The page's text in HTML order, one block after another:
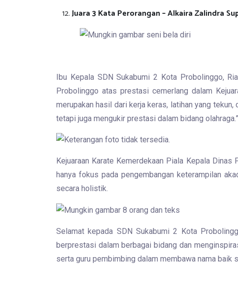
Juara 3 Kata Perorangan – Alkaira Zalindra
Ibu Kepala SDN Sukabumi 2 Kota Probolinggo,
Probolinggo atas prestasi cemerlang dalam
merupakan hasil dari kerja keras, latihan yang
tetapi juga mengukir prestasi dalam bidang olahraga.”
Kejuaraan Karate Kemerdekaan Piala Kepala
hanya fokus pada pengembangan keterampilan
secara holistik.
Selamat kepada SDN Sukabumi 2 Kota
berprestasi dalam berbagai bidang dan
serta guru pembimbing dalam membawa nama